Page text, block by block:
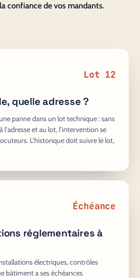
confiance de vos mandants.
Lot 12
quelle adresse ?
panne dans un lot technique : sans
l'adresse et au lot, l'intervention se
L'historique doit suivre le lot,
Échéance
réglementaires à
électriques, contrôles
bâtiment a ses échéances